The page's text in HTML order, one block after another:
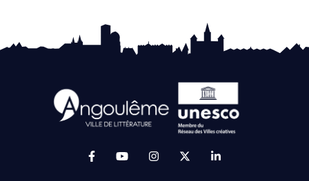
Lien vers le compte Facebook (ouverture
Lien vers la chaîne Youtube
Lien vers le compte
Lien vers le compte
Lien vers le